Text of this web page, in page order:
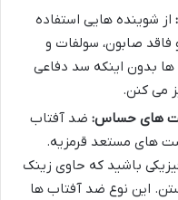
از شوینده هایی استفاده
فاقد صابون، سولفات و
بدون اینکه سد دفاعی
می کنن.
های حساس: ضد آفتاب
های مستعد قرمزیه.
باشید که حاوی زینک
این نوع ضد آفتاب ها